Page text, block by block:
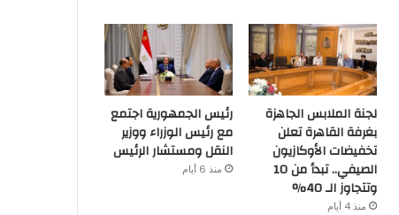
لجنة الملابس الجاهزة
بغرفة القاهرة تعلن
تخفيضات الأوكازيون
الصيفي.. تبدأ من 10
وتتجاوز الـ 40%
منذ 4 أيام
رئيس الجمهورية اجتمع
مع رئيس الوزراء ووزير
النقل ومستشار الرئيس
منذ 6 أيام